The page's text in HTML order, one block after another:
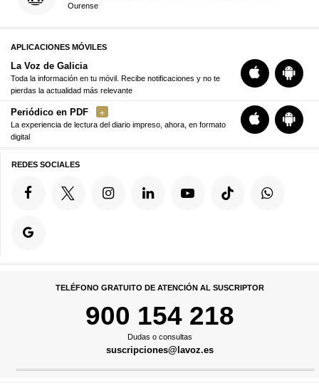
Ourense
APLICACIONES MÓVILES
La Voz de Galicia
Toda la información en tu móvil. Recibe notificaciones y no te
pierdas la actualidad más relevante
Periódico en PDF
La experiencia de lectura del diario impreso, ahora, en formato
digital
REDES SOCIALES
TELÉFONO GRATUITO DE ATENCIÓN AL SUSCRIPTOR
900 154 218
Dudas o consultas
suscripciones@lavoz.es